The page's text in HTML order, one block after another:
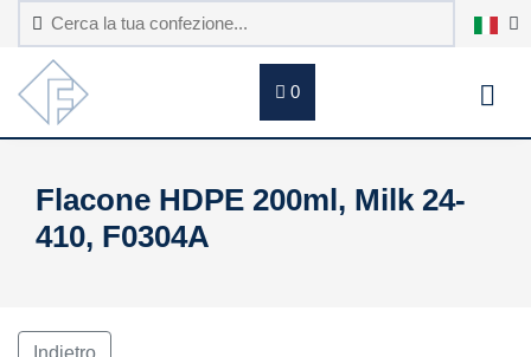
0
Flacone HDPE 200ml, Milk 24-
410, F0304A
Indietro